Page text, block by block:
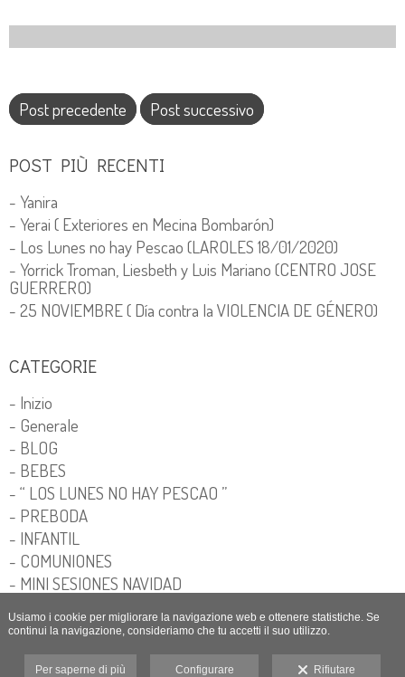
Post precedente Post successivo
POST PIÙ RECENTI
- Yanira
- Yerai ( Exteriores en Mecina Bombarón)
- Los Lunes no hay Pescao (LAROLES 18/01/2020)
- Yorrick Troman, Liesbeth y Luis Mariano (CENTRO JOSE
GUERRERO)
- 25 NOVIEMBRE ( Día contra la VIOLENCIA DE GÉNERO)
CATEGORIE
- Inizio
- Generale
- BLOG
- BEBES
- “ LOS LUNES NO HAY PESCAO ”
- PREBODA
- INFANTIL
- COMUNIONES
- MINI SESIONES NAVIDAD
Usiamo i cookie per migliorare la navigazione web e ottenere statistiche. Se
continui la navigazione, consideriamo che tu accetti il suo utilizzo.
Per saperne di più Configurare Rifiutare